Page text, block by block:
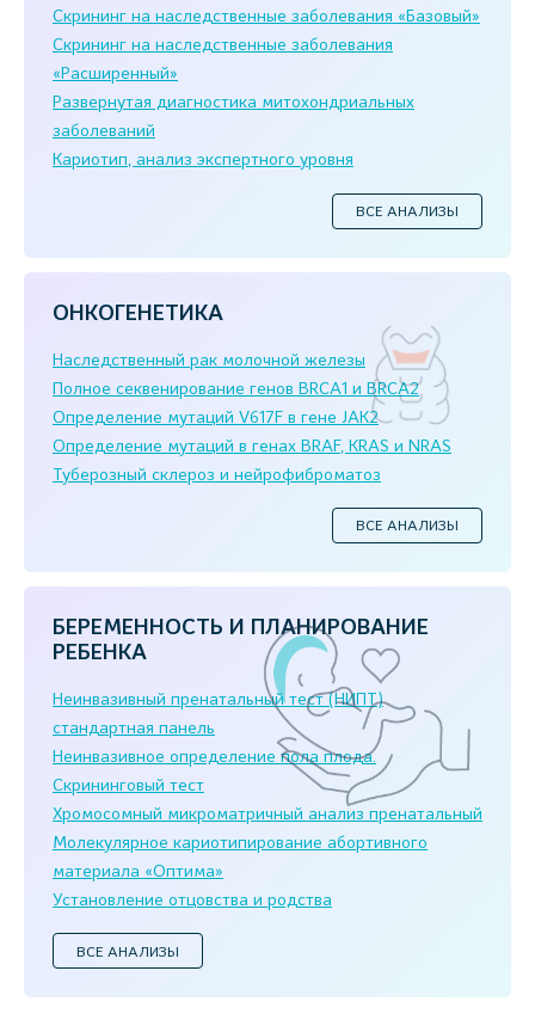
Скрининг на наследственные заболевания «Базовый»
Скрининг на наследственные заболевания
«Расширенный»
Развернутая диагностика митохондриальных
заболеваний
Кариотип, анализ экспертного уровня
ВСЕ АНАЛИЗЫ
ОНКОГЕНЕТИКА
Наследственный рак молочной железы
Полное секвенирование генов BRCA1 и BRCA2
Определение мутаций V617F в гене JAK2
Определение мутаций в генах BRAF, KRAS и NRAS
Туберозный склероз и нейрофиброматоз
ВСЕ АНАЛИЗЫ
БЕРЕМЕННОСТЬ И ПЛАНИРОВАНИЕ
РЕБЕНКА
Неинвазивный пренатальный тест (НИПТ)
стандартная панель
Неинвазивное определение пола плода.
Скрининговый тест
Хромосомный микроматричный анализ пренатальный
Молекулярное кариотипирование абортивного
материала «Оптима»
Установление отцовства и родства
ВСЕ АНАЛИЗЫ